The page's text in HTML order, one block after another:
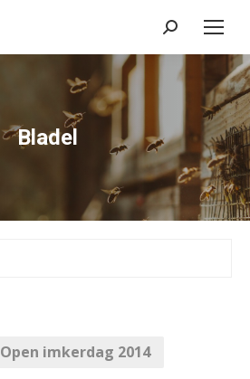
Zoeken:
Bladel
Open imkerdag 2014